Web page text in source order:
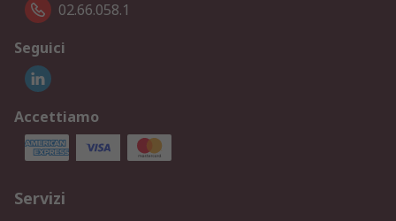
02.66.058.1
Seguici
Accettiamo
Servizi